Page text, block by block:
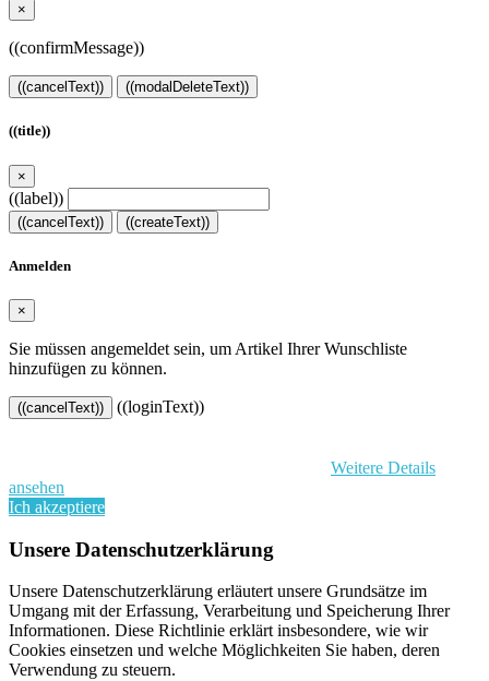
×
((confirmMessage))
((cancelText)) ((modalDeleteText))
((title))
×
((label))
((cancelText)) ((createText))
Anmelden
×
Sie müssen angemeldet sein, um Artikel Ihrer Wunschliste
hinzufügen zu können.
((cancelText))
((loginText))
Weitere Details
ansehen
Ich akzeptiere
Unsere Datenschutzerklärung
Unsere Datenschutzerklärung erläutert unsere Grundsätze im
Umgang mit der Erfassung, Verarbeitung und Speicherung Ihrer
Informationen. Diese Richtlinie erklärt insbesondere, wie wir
Cookies einsetzen und welche Möglichkeiten Sie haben, deren
Verwendung zu steuern.